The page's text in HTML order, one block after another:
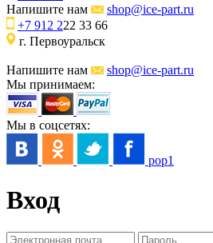
Напишите нам
shop@ice-part.ru
+7 912 222 33 66
г. Первоуральск
Напишите нам
shop@ice-part.ru
Мы принимаем:
Мы в соцсетях:
pop1
Вход